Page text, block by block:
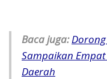
Baca juga:
Sampaikan
Daerah